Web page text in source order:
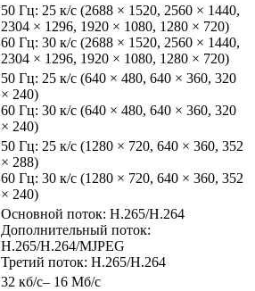
50 Гц: 25 к/с (2688 × 1520, 2560 × 1440,
2304 × 1296, 1920 × 1080, 1280 × 720)
60 Гц: 30 к/с (2688 × 1520, 2560 × 1440,
2304 × 1296, 1920 × 1080, 1280 × 720)
50 Гц: 25 к/с (640 × 480, 640 × 360, 320
× 240)
60 Гц: 30 к/с (640 × 480, 640 × 360, 320
× 240)
50 Гц: 25 к/с (1280 × 720, 640 × 360, 352
× 288)
60 Гц: 30 к/с (1280 × 720, 640 × 360, 352
× 240)
Основной поток: H.265/H.264
Дополнительный поток:
H.265/H.264/MJPEG
Третий поток: H.265/H.264
32 кб/с– 16 Мб/с